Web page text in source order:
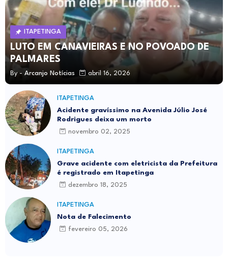
ITAPETINGA
LUTO EM CANAVIEIRAS E NO POVOADO DE
PALMARES
By - Arcanjo Notícias abril 16, 2026
ITAPETINGA
Acidente gravíssimo na Avenida Júlio José
Rodrigues deixa um morto
novembro 02, 2025
ITAPETINGA
Grave acidente com eletricista da Prefeitura
é registrado em Itapetinga
dezembro 18, 2025
ITAPETINGA
Nota de Falecimento
fevereiro 05, 2026